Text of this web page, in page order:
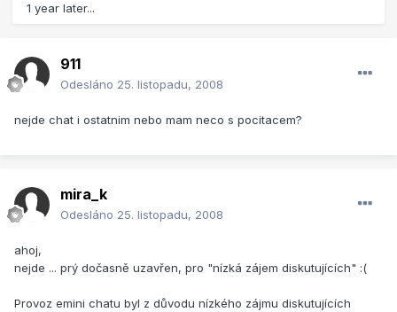
1 year later...
911
Odesláno 25. listopadu, 2008
nejde chat i ostatnim nebo mam neco s pocitacem?
mira_k
Odesláno 25. listopadu, 2008
ahoj,
nejde ... prý dočasně uzavřen, pro "nízká zájem diskutujících" :(
Provoz emini chatu byl z důvodu nízkého zájmu diskutujících